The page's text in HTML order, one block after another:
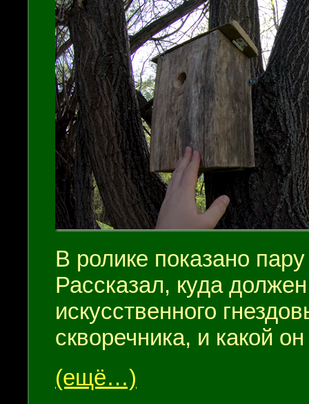
В ролике показано
Рассказал, куда
искусственного
скворечника, и какой
(ещё…)